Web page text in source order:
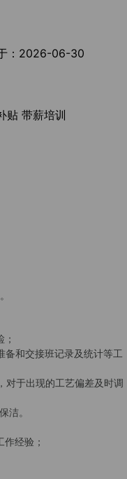
：2026-06-30
贴 带薪培训
备和交接班记录及统计等工
对于出现的工艺偏差及时调
洁。
经验；